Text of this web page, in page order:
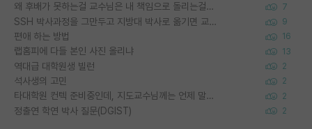
왜 후배가 못하는걸 교수님은 내 책임으로 돌리는걸까요? 7
SSH 박사과정을 그만두고 지방대 박사로 옮기면 교수의 꿈은 끝일까요? 9
편애 하는 방법 16
랩홈피에 다들 본인 사진 올리냐 13
역대급 대학원생 빌런 2
석사생의 고민 2
타대학원 컨텍 준비중인데, 지도교수님께는 언제 말씀드려야 할까요? 2
정출연 학연 박사 질문(DGIST) 2